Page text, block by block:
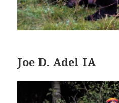
Joe D. Adel IA